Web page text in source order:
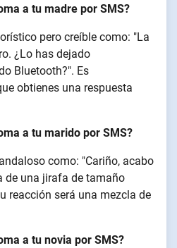
a tu madre por SMS?
pero creíble como: "La
¿Lo has dejado
Bluetooth?". Es
obtienes una respuesta
a tu marido por SMS?
como: "Cariño, acabo
de una jirafa de tamaño
reacción será una mezcla de
a tu novia por SMS?